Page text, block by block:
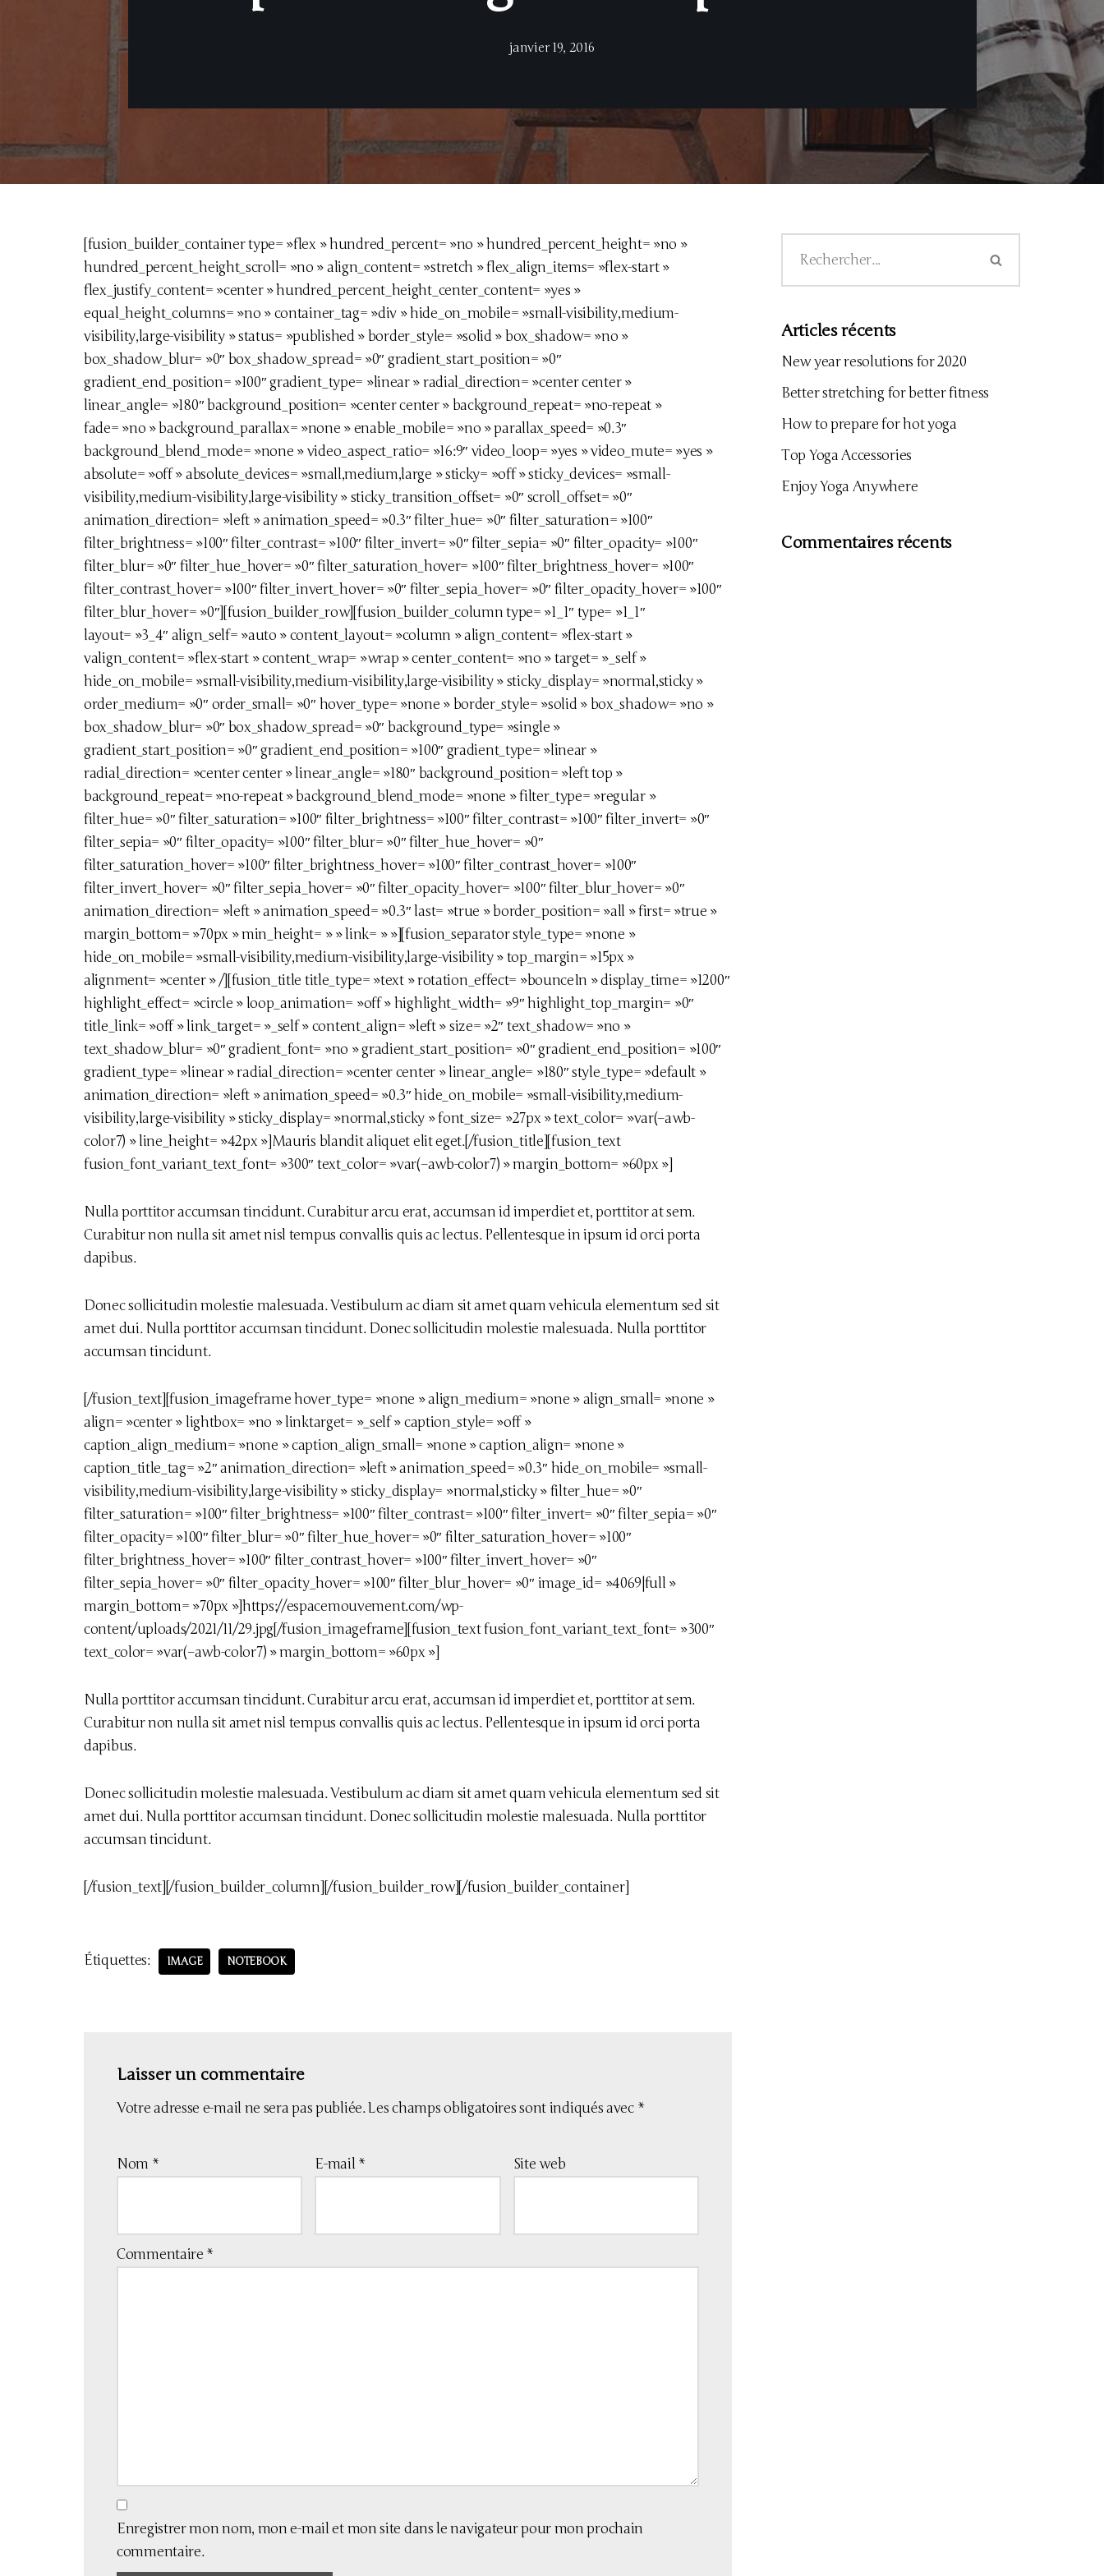
janvier 19, 2016
[fusion_builder_container type= »flex » hundred_percent= »no » hundred_percent_height= »no »
hundred_percent_height_scroll= »no » align_content= »stretch » flex_align_items= »flex-start »
flex_justify_content= »center » hundred_percent_height_center_content= »yes »
equal_height_columns= »no » container_tag= »div » hide_on_mobile= »small-visibility,medium-
visibility,large-visibility » status= »published » border_style= »solid » box_shadow= »no »
box_shadow_blur= »0″ box_shadow_spread= »0″ gradient_start_position= »0″
gradient_end_position= »100″ gradient_type= »linear » radial_direction= »center center »
linear_angle= »180″ background_position= »center center » background_repeat= »no-repeat »
fade= »no » background_parallax= »none » enable_mobile= »no » parallax_speed= »0.3″
background_blend_mode= »none » video_aspect_ratio= »16:9″ video_loop= »yes » video_mute= »yes »
absolute= »off » absolute_devices= »small,medium,large » sticky= »off » sticky_devices= »small-
visibility,medium-visibility,large-visibility » sticky_transition_offset= »0″ scroll_offset= »0″
animation_direction= »left » animation_speed= »0.3″ filter_hue= »0″ filter_saturation= »100″
filter_brightness= »100″ filter_contrast= »100″ filter_invert= »0″ filter_sepia= »0″ filter_opacity= »100″
filter_blur= »0″ filter_hue_hover= »0″ filter_saturation_hover= »100″ filter_brightness_hover= »100″
filter_contrast_hover= »100″ filter_invert_hover= »0″ filter_sepia_hover= »0″ filter_opacity_hover= »100″
filter_blur_hover= »0″][fusion_builder_row][fusion_builder_column type= »1_1″ type= »1_1″
layout= »3_4″ align_self= »auto » content_layout= »column » align_content= »flex-start »
valign_content= »flex-start » content_wrap= »wrap » center_content= »no » target= »_self »
hide_on_mobile= »small-visibility,medium-visibility,large-visibility » sticky_display= »normal,sticky »
order_medium= »0″ order_small= »0″ hover_type= »none » border_style= »solid » box_shadow= »no »
box_shadow_blur= »0″ box_shadow_spread= »0″ background_type= »single »
gradient_start_position= »0″ gradient_end_position= »100″ gradient_type= »linear »
radial_direction= »center center » linear_angle= »180″ background_position= »left top »
background_repeat= »no-repeat » background_blend_mode= »none » filter_type= »regular »
filter_hue= »0″ filter_saturation= »100″ filter_brightness= »100″ filter_contrast= »100″ filter_invert= »0″
filter_sepia= »0″ filter_opacity= »100″ filter_blur= »0″ filter_hue_hover= »0″
filter_saturation_hover= »100″ filter_brightness_hover= »100″ filter_contrast_hover= »100″
filter_invert_hover= »0″ filter_sepia_hover= »0″ filter_opacity_hover= »100″ filter_blur_hover= »0″
animation_direction= »left » animation_speed= »0.3″ last= »true » border_position= »all » first= »true »
margin_bottom= »70px » min_height= » » link= » »][fusion_separator style_type= »none »
hide_on_mobile= »small-visibility,medium-visibility,large-visibility » top_margin= »15px »
alignment= »center » /][fusion_title title_type= »text » rotation_effect= »bounceIn » display_time= »1200″
highlight_effect= »circle » loop_animation= »off » highlight_width= »9″ highlight_top_margin= »0″
title_link= »off » link_target= »_self » content_align= »left » size= »2″ text_shadow= »no »
text_shadow_blur= »0″ gradient_font= »no » gradient_start_position= »0″ gradient_end_position= »100″
gradient_type= »linear » radial_direction= »center center » linear_angle= »180″ style_type= »default »
animation_direction= »left » animation_speed= »0.3″ hide_on_mobile= »small-visibility,medium-
visibility,large-visibility » sticky_display= »normal,sticky » font_size= »27px » text_color= »var(–awb-
color7) » line_height= »42px »]Mauris blandit aliquet elit eget.[/fusion_title][fusion_text
fusion_font_variant_text_font= »300″ text_color= »var(–awb-color7) » margin_bottom= »60px »]
Nulla porttitor accumsan tincidunt. Curabitur arcu erat, accumsan id imperdiet et, porttitor at sem.
Curabitur non nulla sit amet nisl tempus convallis quis ac lectus. Pellentesque in ipsum id orci porta
dapibus.
Donec sollicitudin molestie malesuada. Vestibulum ac diam sit amet quam vehicula elementum sed sit
amet dui. Nulla porttitor accumsan tincidunt. Donec sollicitudin molestie malesuada. Nulla porttitor
accumsan tincidunt.
[/fusion_text][fusion_imageframe hover_type= »none » align_medium= »none » align_small= »none »
align= »center » lightbox= »no » linktarget= »_self » caption_style= »off »
caption_align_medium= »none » caption_align_small= »none » caption_align= »none »
caption_title_tag= »2″ animation_direction= »left » animation_speed= »0.3″ hide_on_mobile= »small-
visibility,medium-visibility,large-visibility » sticky_display= »normal,sticky » filter_hue= »0″
filter_saturation= »100″ filter_brightness= »100″ filter_contrast= »100″ filter_invert= »0″ filter_sepia= »0″
filter_opacity= »100″ filter_blur= »0″ filter_hue_hover= »0″ filter_saturation_hover= »100″
filter_brightness_hover= »100″ filter_contrast_hover= »100″ filter_invert_hover= »0″
filter_sepia_hover= »0″ filter_opacity_hover= »100″ filter_blur_hover= »0″ image_id= »4069|full »
margin_bottom= »70px »]https://espacemouvement.com/wp-
content/uploads/2021/11/29.jpg[/fusion_imageframe][fusion_text fusion_font_variant_text_font= »300″
text_color= »var(–awb-color7) » margin_bottom= »60px »]
Nulla porttitor accumsan tincidunt. Curabitur arcu erat, accumsan id imperdiet et, porttitor at sem.
Curabitur non nulla sit amet nisl tempus convallis quis ac lectus. Pellentesque in ipsum id orci porta
dapibus.
Donec sollicitudin molestie malesuada. Vestibulum ac diam sit amet quam vehicula elementum sed sit
amet dui. Nulla porttitor accumsan tincidunt. Donec sollicitudin molestie malesuada. Nulla porttitor
accumsan tincidunt.
[/fusion_text][/fusion_builder_column][/fusion_builder_row][/fusion_builder_container]
Étiquettes: IMAGE NOTEBOOK
Laisser un commentaire
Votre adresse e-mail ne sera pas publiée.Les champs obligatoires sont indiqués avec *
Nom * E-mail * Site web
Commentaire *
Enregistrer mon nom, mon e-mail et mon site dans le navigateur pour mon prochain
commentaire.
Articles récents
New year resolutions for 2020
Better stretching for better fitness
How to prepare for hot yoga
Top Yoga Accessories
Enjoy Yoga Anywhere
Commentaires récents